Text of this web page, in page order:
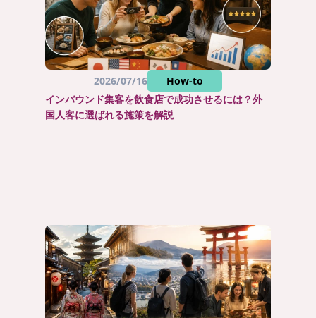
2026/07/16
How-to
インバウンド集客を飲食店で成功させるには？外
国人客に選ばれる施策を解説